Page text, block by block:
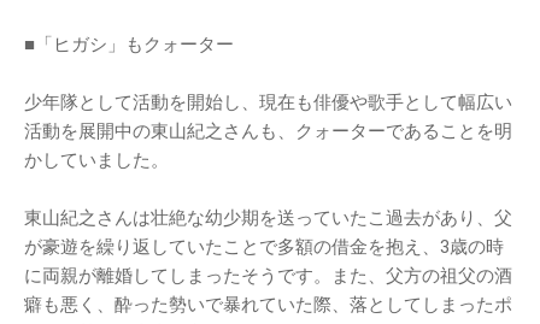
■「ヒガシ」もクォーター
少年隊として活動を開始し、現在も俳優や歌手として幅広い
活動を展開中の東山紀之さんも、クォーターであることを明
かしていました。
東山紀之さんは壮絶な幼少期を送っていたこ過去があり、父
が豪遊を繰り返していたことで多額の借金を抱え、3歳の時
に両親が離婚してしまったそうです。また、父方の祖父の酒
癖も悪く、酔った勢いで暴れていた際、落としてしまったポ